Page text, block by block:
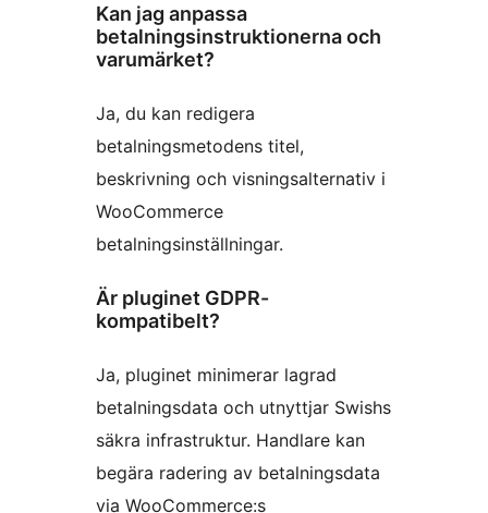
Kan jag anpassa
betalningsinstruktionerna och
varumärket?
Ja, du kan redigera
betalningsmetodens titel,
beskrivning och visningsalternativ i
WooCommerce
betalningsinställningar.
Är pluginet GDPR-
kompatibelt?
Ja, pluginet minimerar lagrad
betalningsdata och utnyttjar Swishs
säkra infrastruktur. Handlare kan
begära radering av betalningsdata
via WooCommerce:s